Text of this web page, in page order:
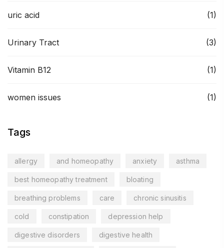
uric acid (1)
Urinary Tract (3)
Vitamin B12 (1)
women issues (1)
Tags
allergy and homeopathy anxiety asthma
best homeopathy treatment bloating
breathing problems care chronic sinusitis
cold constipation depression help
digestive disorders digestive health